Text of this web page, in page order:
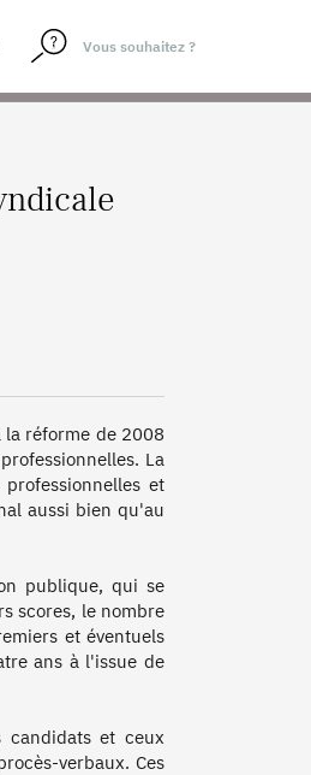
la réforme de 2008
La
et
aussi bien qu'au
publique, qui se
scores, le nombre
et éventuels
ans à l'issue de
candidats et ceux
verbaux. Ces